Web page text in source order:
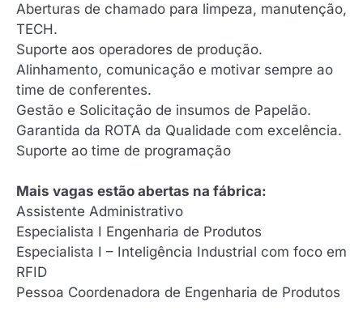
Aberturas de chamado para limpeza, manutenção,
TECH.
Suporte aos operadores de produção.
Alinhamento, comunicação e motivar sempre ao
time de conferentes.
Gestão e Solicitação de insumos de Papelão.
Garantida da ROTA da Qualidade com excelência.
Suporte ao time de programação
Mais vagas estão abertas na fábrica:
Assistente Administrativo
Especialista I Engenharia de Produtos
Especialista I – Inteligência Industrial com foco em
RFID
Pessoa Coordenadora de Engenharia de Produtos